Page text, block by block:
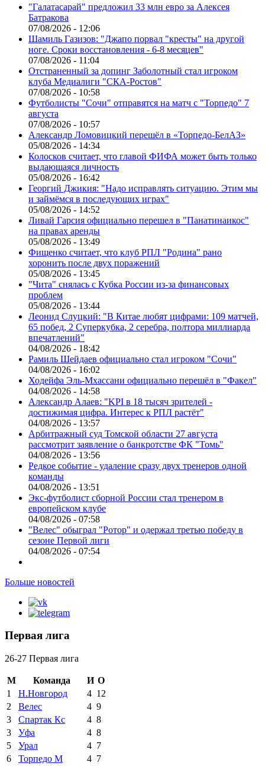
"Галатасарай" предложил 33 млн евро за Алексея
Батракова
07/08/2026 - 12:06
Шамиль Газизов: "Джапо порвал "кресты" на другой
ноге. Сроки восстановления - 6-8 месяцев"
07/08/2026 - 11:04
Отстраненный за допинг Заболотный стал игроком
клуба Медиалиги "СКА-Ростов"
07/08/2026 - 10:58
Футболисты "Сочи" отправятся на матч с "Торпедо" 7
августа
07/08/2026 - 10:57
Александр Ломовицкий перешёл в «Торпедо-БелАЗ»
05/08/2026 - 14:34
Колосков считает, что главой ФИФА может быть только
выдающаяся личность
05/08/2026 - 16:42
Георгий Джикия: "Надо исправлять ситуацию. Этим мы
и займёмся в последующих играх"
05/08/2026 - 14:52
Ливай Гарсия официально перешел в "Панатинаикос"
на правах аренды
05/08/2026 - 13:49
Фищенко считает, что клуб РПЛ "Родина" рано
хоронить после двух поражений
05/08/2026 - 13:45
"Чита" снялась с Кубка России из-за финансовых
проблем
05/08/2026 - 13:44
Леонид Слуцкий: "В Китае любят цифрами: 109 матчей,
65 побед, 2 Суперкубка, 2 серебра, полтора миллиарда
впечатлений"
04/08/2026 - 18:42
Рамиль Шейдаев официально стал игроком "Сочи"
04/08/2026 - 16:02
Ходейфа Эль-Мхассани официально перешёл в "Факел"
04/08/2026 - 14:58
Александр Алаев: "KPI в 18 тысяч зрителей -
достижимая цифра. Интерес к РПЛ растёт"
04/08/2026 - 13:57
Арбитражный суд Томской области 27 августа
рассмотрит заявление о банкротстве ФК "Томь"
04/08/2026 - 13:56
Редкое событие - удаление сразу двух тренеров одной
команды
04/08/2026 - 13:51
Экс-футболист сборной России стал тренером в
европейском клубе
04/08/2026 - 07:58
"Велес" обыграл "Ротор" и одержал третью победу в
сезоне Первой лиги
04/08/2026 - 07:54
Больше новостей
Первая лига
26-27 Первая лига
М Команда И О
1
Н.Новгород 4 12
2
Велес 4 9
3
Спартак Кс 4 8
3
Уфа 4 8
5
Урал 4 7
6
Торпедо М 4 7